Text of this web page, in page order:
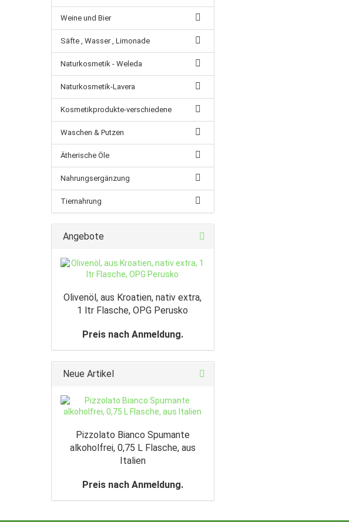
Weine und Bier
Säfte , Wasser , Limonade
Naturkosmetik - Weleda
Naturkosmetik-Lavera
Kosmetikprodukte-verschiedene
Waschen & Putzen
Ätherische Öle
Nahrungsergänzung
Tiernahrung
Angebote
Olivenöl, aus Kroatien, nativ extra,
1 ltr Flasche, OPG Perusko
Preis nach Anmeldung.
Neue Artikel
Pizzolato Bianco Spumante
alkoholfrei, 0,75 L Flasche, aus
Italien
Preis nach Anmeldung.